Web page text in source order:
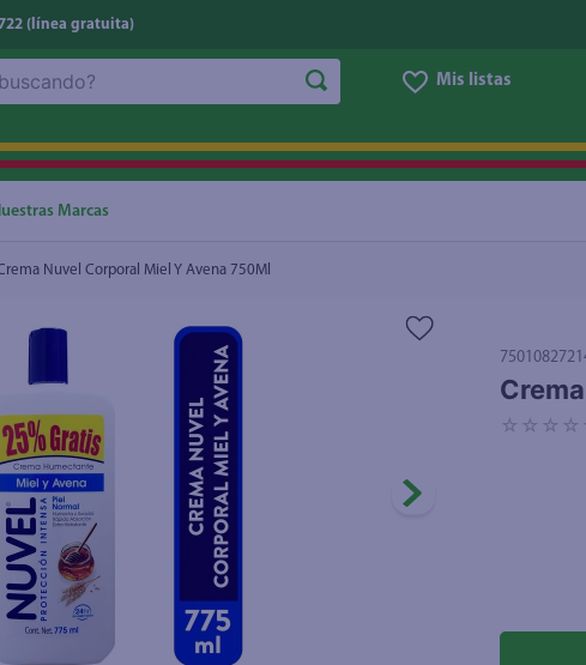
(línea gratuita)
Mis listas
Marcas
Nuvel Corporal Miel Y Avena 750Ml
☆ ☆ ☆ ☆
maggi
leche
cafe
atun
aceite
azucar
10. frijoles